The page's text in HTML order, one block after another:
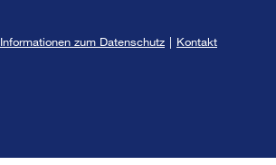
Informationen zum Datenschutz | Kontakt